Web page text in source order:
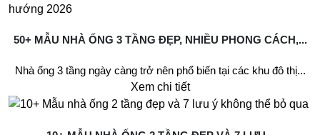
50+ MẪU NHÀ ỐNG 3 TẦNG ĐẸP, NHIỀU PHONG CÁCH,...
Nhà ống 3 tầng ngày càng trở nên phổ biến tại các khu đô thị...
Xem chi tiết